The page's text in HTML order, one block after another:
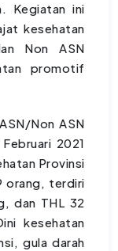
Kegiatan ini
kesehatan
Non ASN
promotif
Non ASN
2021
Provinsi
orang, terdiri
dan THL 32
kesehatan
gula darah